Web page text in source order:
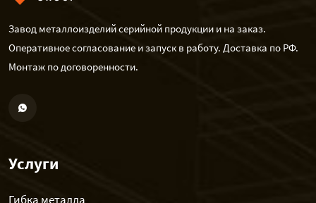
Завод металлоизделий серийной продукции и на заказ.
Оперативное согласование и запуск в работу. Доставка по РФ.
Монтаж по договоренности.
Услуги
Гибка металла